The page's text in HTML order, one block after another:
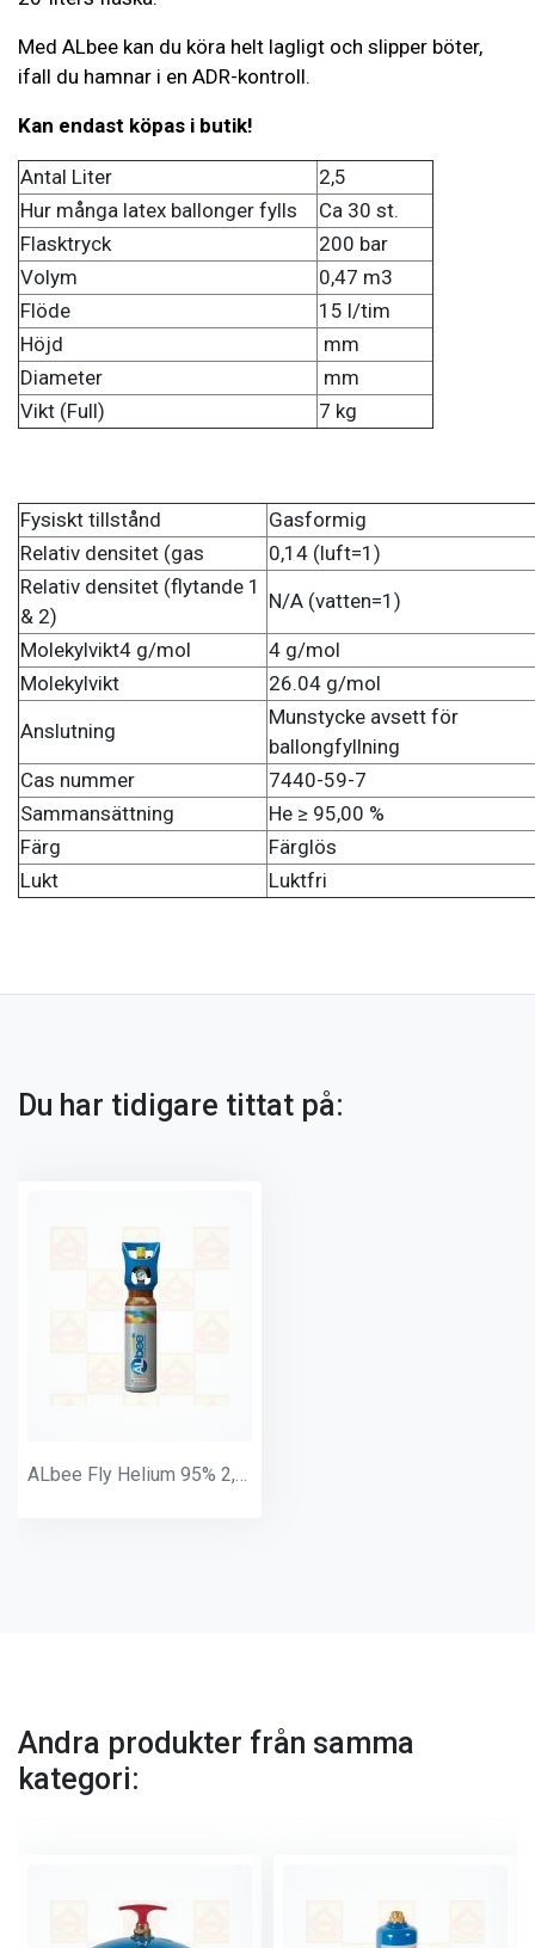
Med ALbee kan du köra helt lagligt och slipper böter,
ifall du hamnar i en ADR-kontroll.
Kan endast köpas i butik!
Antal Liter
2,5
Hur många latex ballonger fylls
Ca 30 st.
Flasktryck
200 bar
Volym
0,47 m3
Flöde
15 l/tim
Höjd
mm
Diameter
mm
Vikt (Full)
7 kg
Fysiskt tillstånd
Gasformig
Relativ densitet (gas
0,14 (luft=1)
Relativ densitet (flytande 1
& 2)
N/A (vatten=1)
Molekylvikt4 g/mol
4 g/mol
Molekylvikt
26.04 g/mol
Anslutning
Munstycke avsett för
ballongfyllning
Cas nummer
7440-59-7
Sammansättning
He ≥ 95,00 %
Färg
Färglös
Lukt
Luktfri
Du har tidigare tittat på:
ALbee Fly Helium 95% 2,5 L S3 - gaspris
Andra produkter från samma
kategori: